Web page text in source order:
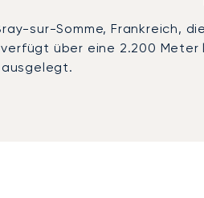
sur-Somme,
über eine 2.200